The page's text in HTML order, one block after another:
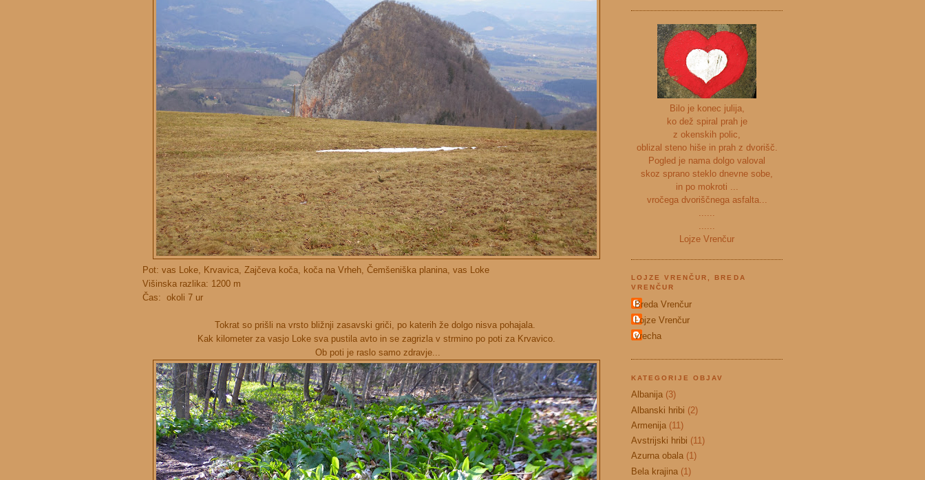
Pot: vas Loke, Krvavica, Zajčeva koča, koča na Vrheh, Čemšeniška planina, vas Loke
Višinska razlika: 1200 m
Čas: okoli 7 ur
Tokrat so prišli na vrsto bližnji zasavski griči, po katerih že dolgo nisva pohajala.
Kak kilometer za vasjo Loke sva pustila avto in se zagrizla v strmino po poti za Krvavico.
Ob poti je raslo samo zdravje...
Bilo je konec julija,
ko dež spiral prah je
z okenskih polic,
oblizal steno hiše in prah z dvorišč.
Pogled je nama dolgo valoval
skoz sprano steklo dnevne sobe,
in po mokroti ...
vročega dvoriščnega asfalta...
......
......
Lojze Vrenčur
LOJZE VRENČUR, BREDA
VRENČUR
Breda Vrenčur
Lojze Vrenčur
vrecha
KATEGORIJE OBJAV
Albanija (3)
Albanski hribi (2)
Armenija (11)
Avstrijski hribi (11)
Azurna obala (1)
Bela krajina (1)